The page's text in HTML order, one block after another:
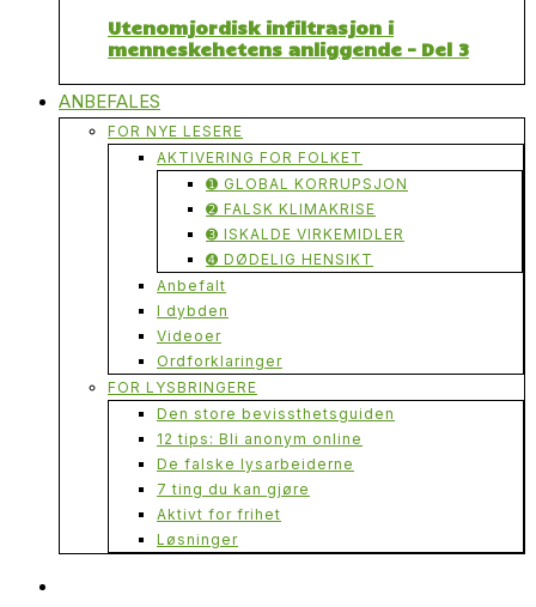
Utenomjordisk infiltrasjon i
menneskehetens anliggende – Del 3
ANBEFALES
FOR NYE LESERE
AKTIVERING FOR FOLKET
➊ GLOBAL KORRUPSJON
➋ FALSK KLIMAKRISE
➌ ISKALDE VIRKEMIDLER
➍ DØDELIG HENSIKT
Anbefalt
I dybden
Videoer
Ordforklaringer
FOR LYSBRINGERE
Den store bevissthetsguiden
12 tips: Bli anonym online
De falske lysarbeiderne
7 ting du kan gjøre
Aktivt for frihet
Løsninger